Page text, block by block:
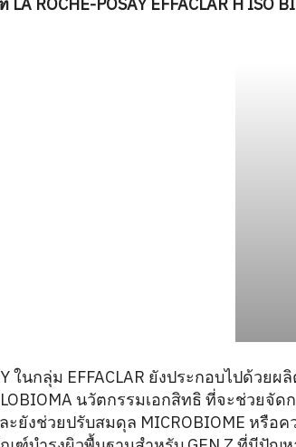
ROCHE-POSAY EFFACLAR H ISO
ในกลุ่ม EFFACLAR ยังประกอบไปด้วย
นวัตกรรมเอกสิทธิ ที่จะช่วยจัด
ะยังช่วยปรับสมดุล MICROBIOME หรือ